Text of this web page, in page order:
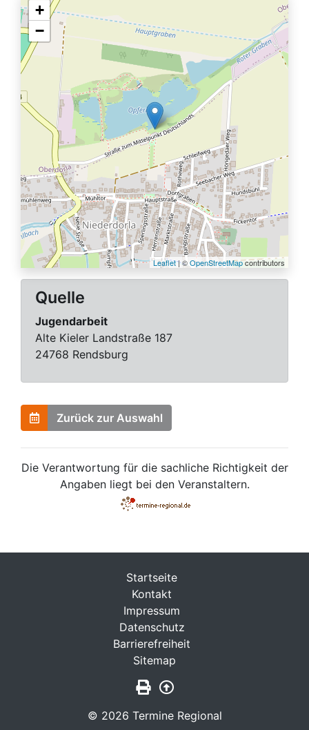
+
−
Leaflet| ©OpenStreetMapcontributors
Quelle
Jugendarbeit
Alte Kieler Landstraße 187
24768 Rendsburg
Zurück zur Auswahl
Die Verantwortung für die sachliche Richtigkeit der
Angaben liegt bei den Veranstaltern.
© 2026 Termine Regional
Startseite
Kontakt
Impressum
Datenschutz
Barrierefreiheit
Sitemap
Seite drucken
Zurück nach oben